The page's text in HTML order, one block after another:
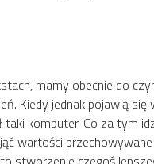
mamy obecnie do
Kiedy jednak pojawią
komputer. Co za tym
wartości